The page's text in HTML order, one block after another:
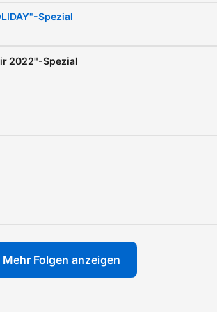
Körper verschönert hat. Von
Comic über Finelineing bis
Stile und weiß worauf
Spezial
2022"-Spezial
Mehr Folgen anzeigen